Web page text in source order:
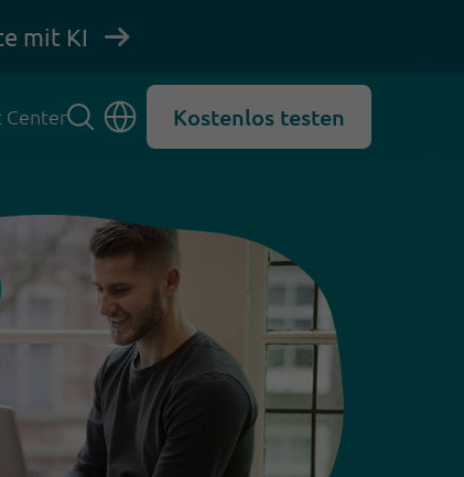
mit KI
Center Kostenlos testen